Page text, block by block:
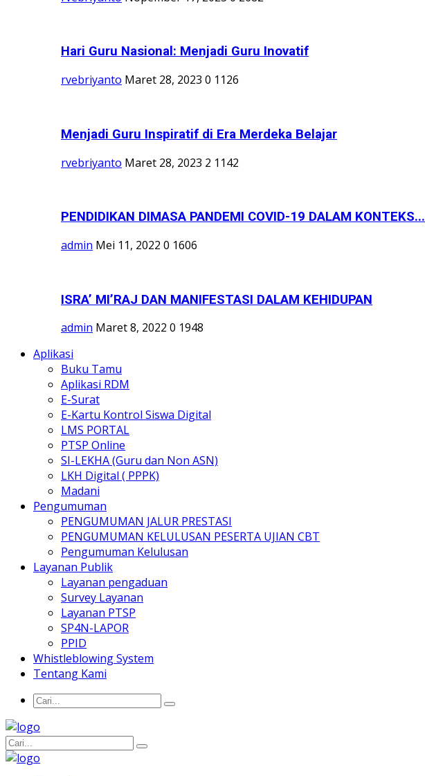
Hari Guru Nasional: Menjadi Guru Inovatif
rvebriyanto Maret 28, 2023 0 1126
Menjadi Guru Inspiratif di Era Merdeka Belajar
rvebriyanto Maret 28, 2023 2 1142
PENDIDIKAN DIMASA PANDEMI COVID-19 DALAM KONTEKS...
admin Mei 11, 2022 0 1606
ISRA’ MI’RAJ DAN MANIFESTASI DALAM KEHIDUPAN
admin Maret 8, 2022 0 1948
Aplikasi
Buku Tamu
Aplikasi RDM
E-Surat
E-Kartu Kontrol Siswa Digital
LMS PORTAL
PTSP Online
SI-LEKHA (Guru dan Non ASN)
LKH Digital ( PPPK)
Madani
Pengumuman
PENGUMUMAN JALUR PRESTASI
PENGUMUMAN KELULUSAN PESERTA UJIAN CBT
Pengumuman Kelulusan
Layanan Publik
Layanan pengaduan
Survey Layanan
Layanan PTSP
SP4N-LAPOR
PPID
Whistleblowing System
Tentang Kami